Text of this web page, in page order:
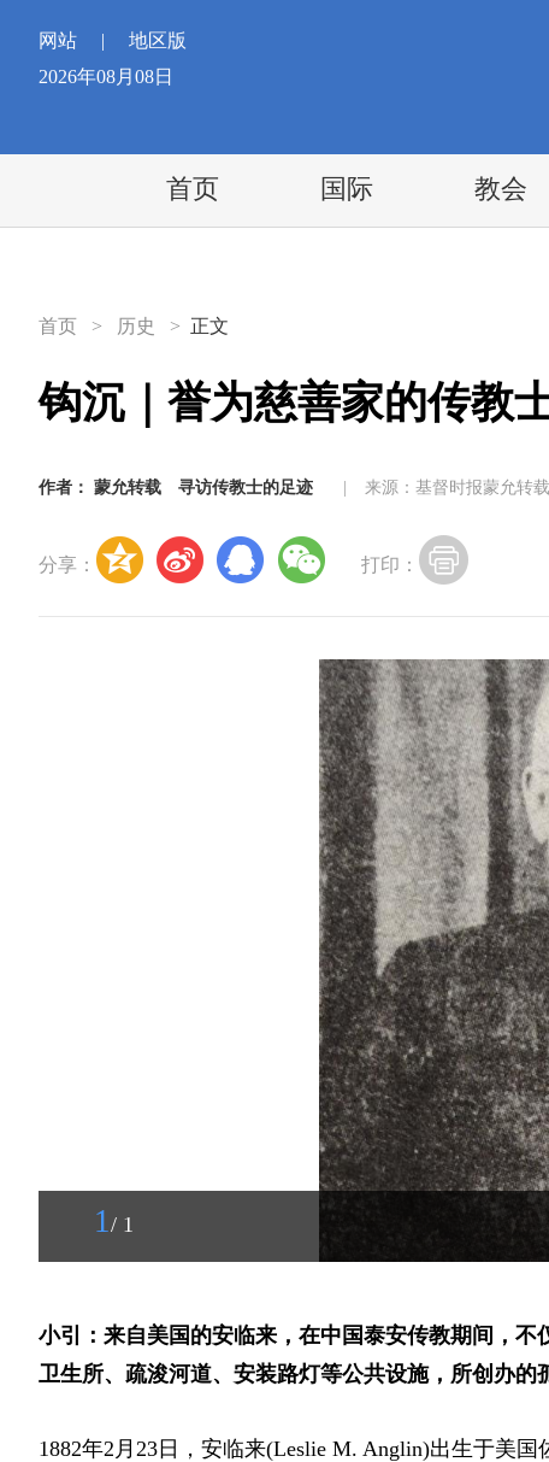
网站 |
地区版
2026年08月08日
首页 国际 教会
首页 > 历史 > 正文
钩沉｜誉为慈善家的传教
作者： 蒙允转载 寻访传教士的足迹 来源：基督时报蒙允转载
分享： 打印：
1 / 1
小引：来自美国的安临来，在中国泰安传教期间，
卫生所、疏浚河道、安装路灯等公共设施，所创办的
1882年2月23日，安临来(Leslie M. Anglin)出生于美